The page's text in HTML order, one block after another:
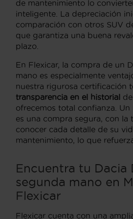
de mantenimiento lo
inteligente. La depreciación
comparación con otros SUV
que garantiza una buena
plazo.
En Flexicar, la compra de un
mano es especialmente
nuestra rigurosa certificación
transparencia en el historial
ofrecemos total confianza.
es una compra segura, con la
conocer cada detalle de su
mantenimiento, lo que
Encuentra tu Dacia
segunda mano en
Flexicar
Flexicar cuenta con una